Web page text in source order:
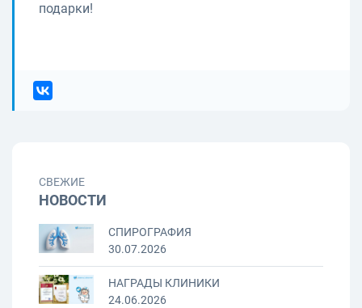
подарки!
СВЕЖИЕ
НОВОСТИ
СПИРОГРАФИЯ
30.07.2026
НАГРАДЫ КЛИНИКИ
24.06.2026